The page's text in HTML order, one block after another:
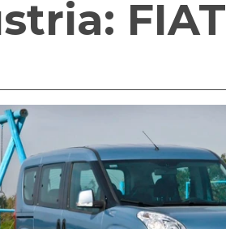
FIAT